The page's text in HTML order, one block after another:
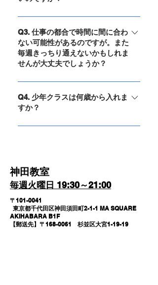
当てられ、防具類を使用することが一
般的です。効果的な攻撃技術と防御技
術を高度に磨くことが求められます。
な型（カタ）や伝統的な訓練方法に焦
点を当てています。打撃技術の練習も
行われますが、競技性はフルコンタク
A. フルコンタクトなので痛いと感じる
場面はあるかもしれませんが、練習は
レベルに応じて強弱をつけますので
（そのために帯の色があります）ご心
配はいりません。痛いのは嫌だという
ろ未経験の方に厳しく指導することは
私もそうでしたが最初は全員未経験
強く、逞しくなり、余裕と自信が生ま
れます。
Q3. 仕事の都合で時間に間に合わ
ない可能性があるのですが。また
毎週きっちり通えないかもしれま
せんが大丈夫でしょうか？
A. 途中入退出全然OKです。皆さん、
仕事の都合があり、定刻に全員そろう
ことはほぼありません。ご心配なく。
Q4. 少年クラスは何歳から入れま
すか？
A. 会話ができれば何歳からでも大丈夫
​神田教室
​毎週火曜日 19:30～21:00
〒101-0041
東京都千代田区神田須田町2-1-1 MA SQUARE
AKIHABARA B1F
【郵送先】〒168-0061 杉並区大宮1-19-19